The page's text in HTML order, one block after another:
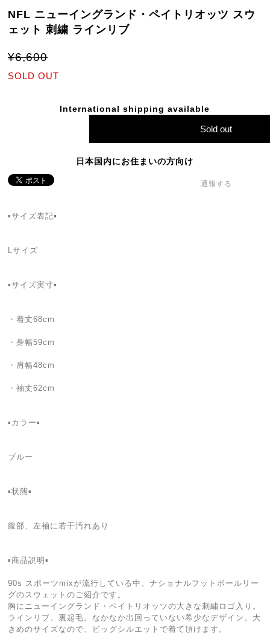
NFL ニューイングランド・ペイトリオッツ スウ
ェット 刺繍 ラインリブ
¥6,600
SOLD OUT
International shipping available
Sold out
日本国内にお住まいの方向け
通報する
▪サイズ表記▪
Lサイズ
▪サイズ実寸▪
・着丈68cm
・身幅59cm
・肩幅48cm
・袖丈62cm
▪カラー▪
ブルー
▪状態▪
腹部、左袖に若干汚れあり
▪商品説明▪
90s スポーツmixが流行している中、ナショナルフットボールリー
グのスウェットのご紹介です。
胸にニューイングランド・ペイトリオッツの大きな刺繍ロゴ入り。
ラインリブ。裏起毛。なかなか出回っていない希少なデザイン。大
きめのサイズなので、ビッグシルエットで着て頂けます。